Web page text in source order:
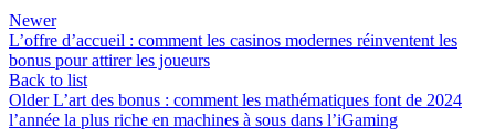
Newer
L’offre d’accueil : comment les casinos modernes réinventent les
bonus pour attirer les joueurs
Back to list
Older L’art des bonus : comment les mathématiques font de 2024
l’année la plus riche en machines à sous dans l’iGaming